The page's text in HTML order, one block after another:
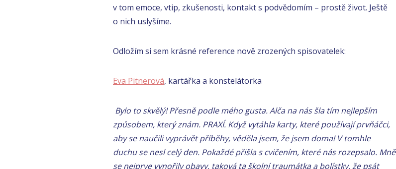
v tom emoce, vtip, zkušenosti, kontakt s podvědomím – prostě život. Ještě
o nich uslyšíme.
Odložím si sem krásné reference nově zrozených spisovatelek:
Eva Pitnerová, kartářka a konstelátorka
Bylo to skvělý! Přesně podle mého gusta. Alča na nás šla tím nejlepším
způsobem, který znám. PRAXÍ. Když vytáhla karty, které používají prvňáčci,
aby se naučili vyprávět příběhy, věděla jsem, že jsem doma! V tomhle
duchu se nesl celý den. Pokaždé přišla s cvičením, které nás rozepsalo. Mně
se nejprve vynořily obavy, taková ta školní traumátka a bolístky, že psát